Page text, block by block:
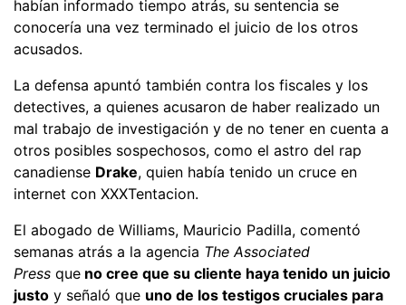
habían informado tiempo atrás, su sentencia se
conocería una vez terminado el juicio de los otros
acusados.
La defensa apuntó también contra los fiscales y los
detectives, a quienes acusaron de haber realizado un
mal trabajo de investigación y de no tener en cuenta a
otros posibles sospechosos, como el astro del rap
canadiense Drake, quien había tenido un cruce en
internet con XXXTentacion.
El abogado de Williams, Mauricio Padilla, comentó
semanas atrás a la agencia The Associated
Press que no cree que su cliente haya tenido un juicio
justo y señaló que uno de los testigos cruciales para